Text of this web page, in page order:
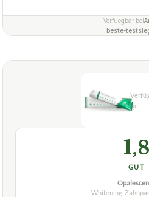
Verfuegbar bei
beste-
1,8
GUT
Whitening-